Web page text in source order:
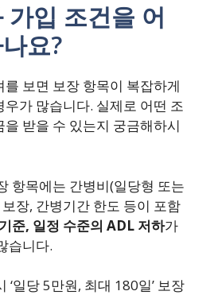
가입 조건을 어
요?
보면 보장 항목이 복잡하게
가 많습니다. 실제로 어떤 조
받을 수 있는지 궁금해하시
항목에는 간병비(일당형 또는
장, 간병기간 한도 등이 포함
준, 일정 수준의 ADL 저하가
습니다.
‘일당 5만원, 최대 180일’ 보장